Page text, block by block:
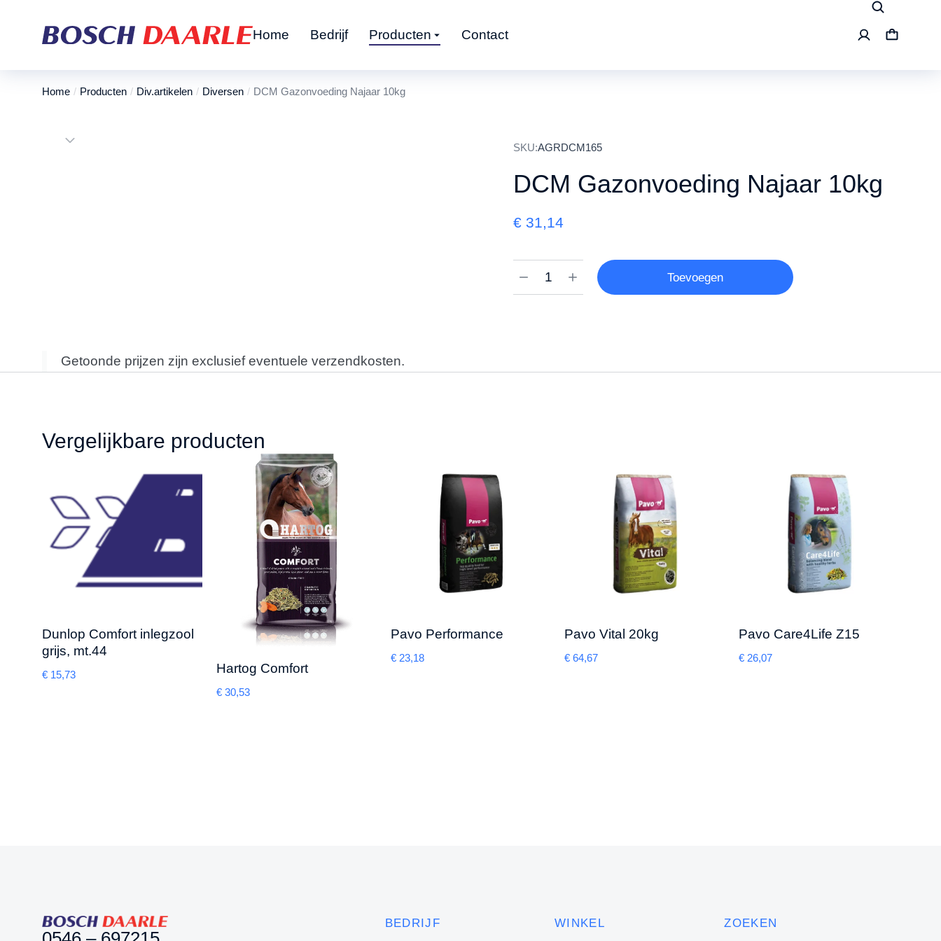
Home Bedrijf Producten Contact
Je bent hier:
Home Producten Div.artikelen Diversen DCM Gazonvoeding Najaar 10kg
SKU:AGRDCM165
DCM Gazonvoeding Najaar 10kg
€ 31,14
Toevoegen
Getoonde prijzen zijn exclusief eventuele verzendkosten.
Vergelijkbare producten
Dunlop Comfort inlegzool
grijs, mt.44
€ 15,73 Hartog Comfort
€30,53
Pavo Performance
€23,18
Pavo Vital 20kg
€ 64,67
Pavo Care4Life Z15
€ 26,07
BEDRIJF WINKEL ZOEKEN